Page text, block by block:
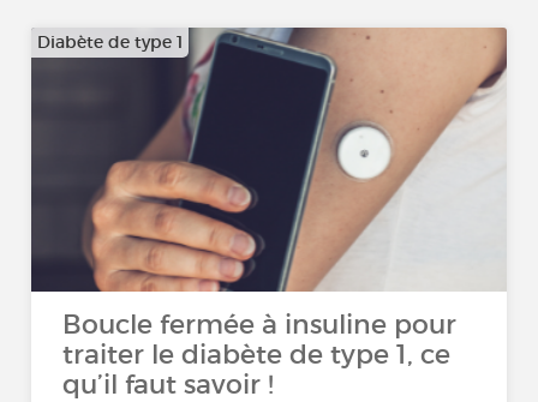
Diabète de type 1
Boucle fermée à insuline pour
traiter le diabète de type 1, ce
qu’il faut savoir !